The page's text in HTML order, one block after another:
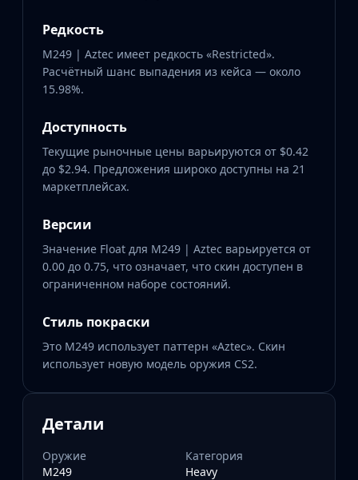
Редкость
M249 | Aztec имеет редкость «Restricted».
Расчётный шанс выпадения из кейса — около
15.98%.
Доступность
Текущие рыночные цены варьируются от $0.42
до $2.94. Предложения широко доступны на 21
маркетплейсах.
Версии
Значение Float для M249 | Aztec варьируется от
0.00 до 0.75, что означает, что скин доступен в
ограниченном наборе состояний.
Стиль покраски
Это M249 использует паттерн «Aztec». Скин
использует новую модель оружия CS2.
Детали
Оружие
M249
Категория
Heavy